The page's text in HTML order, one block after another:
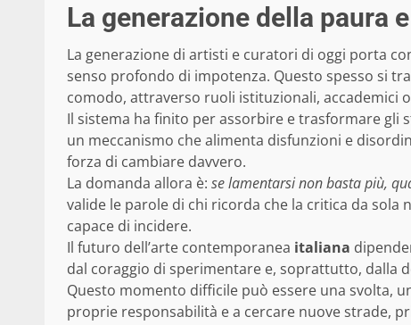
La generazione della paura
La generazione di artisti e curatori di oggi porta
senso profondo di impotenza. Questo spesso si
comodo, attraverso ruoli istituzionali, accademici
Il sistema ha finito per assorbire e trasformare
un meccanismo che alimenta disfunzioni e
forza di cambiare davvero.
La domanda allora è: se lamentarsi non basta più,
valide le parole di chi ricorda che la critica da
capace di incidere.
Il futuro dell’arte contemporanea italiana
dal coraggio di sperimentare e, soprattutto, dalla
Questo momento difficile può essere una svolta,
proprie responsabilità e a cercare nuove strade,